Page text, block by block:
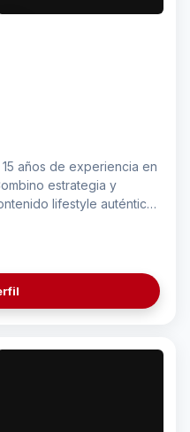
años de experiencia en
estrategia y
lifestyle auténtico,
marca y orientado a
a cámara y capacidad
como piezas con